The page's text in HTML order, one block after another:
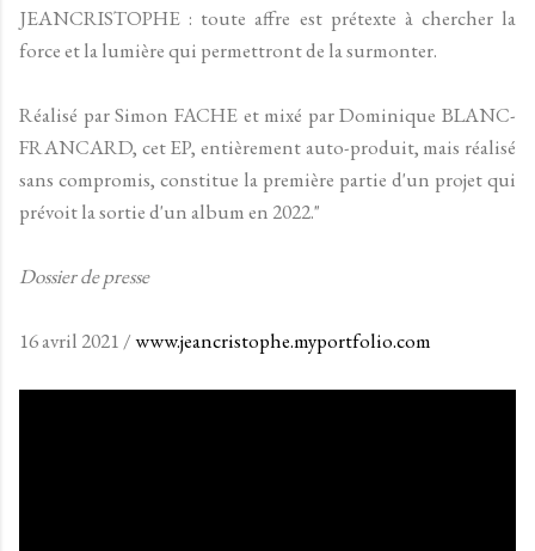
JEANCRISTOPHE : toute affre est prétexte à chercher la
force et la lumière qui permettront de la surmonter.
Réalisé par Simon FACHE et mixé par Dominique BLANC-
FRANCARD, cet EP, entièrement auto-produit, mais réalisé
sans compromis, constitue la première partie d'un projet qui
prévoit la sortie d'un album en 2022."
Dossier de presse
16 avril 2021 /www.jeancristophe.myportfolio.com